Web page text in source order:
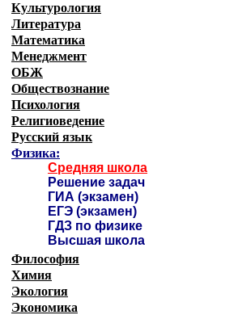
Культурология
Литература
Математика
Менеджмент
ОБЖ
Обществознание
Психология
Религиоведение
Русский язык
Физика:
Средняя школа
Решение задач
ГИА (экзамен)
ЕГЭ (экзамен)
ГДЗ по физике
Высшая школа
Философия
Химия
Экология
Экономика